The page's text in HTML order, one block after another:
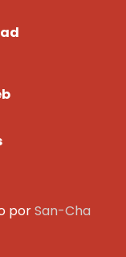
porSan-Cha